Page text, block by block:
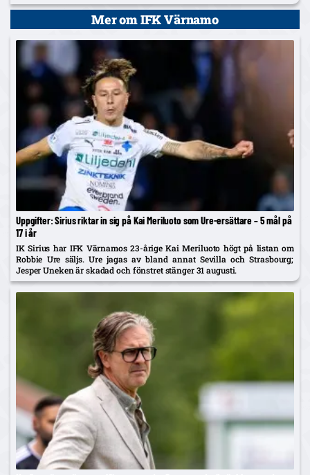
Mer om IFK Värnamo
Uppgifter: Sirius riktar in sig på Kai Meriluoto som Ure-ersättare – 5 mål på
17 i år
IK Sirius har IFK Värnamos 23-årige Kai Meriluoto högt på listan om
Robbie Ure säljs. Ure jagas av bland annat Sevilla och Strasbourg;
Jesper Uneken är skadad och fönstret stänger 31 augusti.